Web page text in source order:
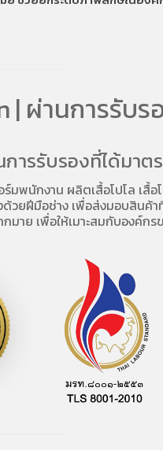
| ผ่านการรับร
การรับรองที่ได้มาต
มพนักงาน ผลิตเสื้อโปโล เสื้
ยฝีมือช่าง เพื่อส่งมอบสินค้า
มาย เพื่อให้เมาะสมกับองค์ก